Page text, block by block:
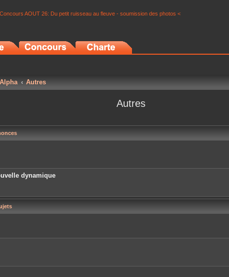
AOUT 26: Du petit ruisseau au fleuve - soumission des photos <
Autres
Autres
dynamique